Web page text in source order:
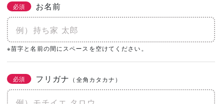
必須 お名前
※苗字と名前の間にスペースを空けてください。
必須 フリガナ （全角カタカナ）